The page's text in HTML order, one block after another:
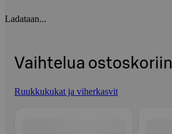
Ladataan...
Vaihtelua ostoskoriin
Ruukkukukat ja viherkasvit